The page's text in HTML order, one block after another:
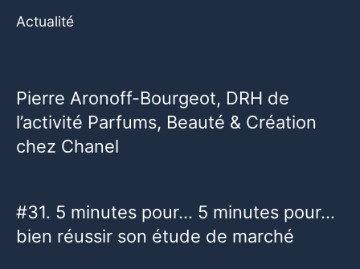
Actualité
Pierre Aronoff-Bourgeot, DRH de
l’activité Parfums, Beauté & Création
chez Chanel
#31. 5 minutes pour… 5 minutes pour…
bien réussir son étude de marché